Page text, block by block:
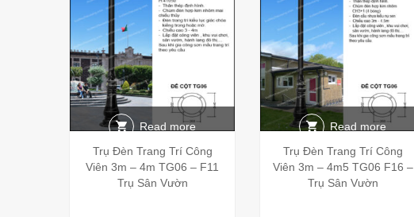
Read more
Trụ Đèn Trang Trí Công
Viên 3m – 4m TG06 – F11
Trụ Sân Vườn
Read more
Trụ Đèn Trang Trí Công
Viên 3m – 4m5 TG06 F16 –
Trụ Sân Vườn